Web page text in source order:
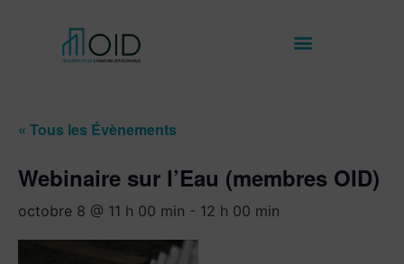
« Tous les Évènements
Webinaire sur l’Eau (membres OID)
octobre 8 @ 11 h 00 min - 12 h 00 min